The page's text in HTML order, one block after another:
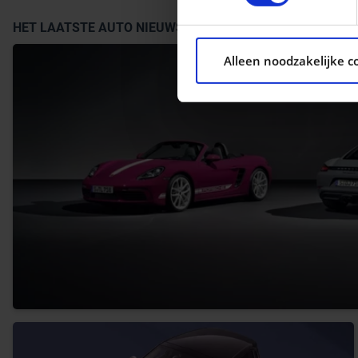
We gebruiken cookies om
ons websiteverkeer te
social media, adverteren
aan ze heeft verstrekt of
Alleen noodzakelijke
HET LAATSTE AUTO NIEUWS